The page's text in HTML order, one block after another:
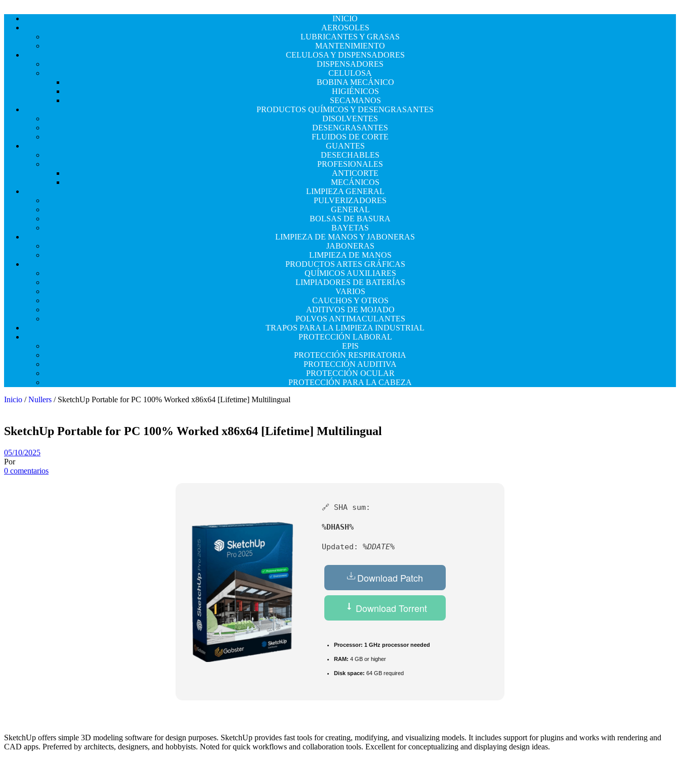
INICIO
AEROSOLES
LUBRICANTES Y GRASAS
MANTENIMIENTO
CELULOSA Y DISPENSADORES
DISPENSADORES
CELULOSA
BOBINA MECÁNICO
HIGIÉNICOS
SECAMANOS
PRODUCTOS QUÍMICOS Y DESENGRASANTES
DISOLVENTES
DESENGRASANTES
FLUIDOS DE CORTE
GUANTES
DESECHABLES
PROFESIONALES
ANTICORTE
MECÁNICOS
LIMPIEZA GENERAL
PULVERIZADORES
GENERAL
BOLSAS DE BASURA
BAYETAS
LIMPIEZA DE MANOS Y JABONERAS
JABONERAS
LIMPIEZA DE MANOS
PRODUCTOS ARTES GRÁFICAS
QUÍMICOS AUXILIARES
LIMPIADORES DE BATERÍAS
VARIOS
CAUCHOS Y OTROS
ADITIVOS DE MOJADO
POLVOS ANTIMACULANTES
TRAPOS PARA LA LIMPIEZA INDUSTRIAL
PROTECCIÓN LABORAL
EPIS
PROTECCIÓN RESPIRATORIA
PROTECCIÓN AUDITIVA
PROTECCIÓN OCULAR
PROTECCIÓN PARA LA CABEZA
Inicio /Nullers / SketchUp Portable for PC 100% Worked x86x64 [Lifetime] Multilingual
SketchUp Portable for PC 100% Worked x86x64 [Lifetime] Multilingual
05/10/2025
Por
0 comentarios
🔗 SHA sum:
%DHASH%
Updated: %DDATE%
Download Patch
Download Torrent
Processor: 1 GHz processor needed
RAM: 4 GB or higher
Disk space: 64 GB required
SketchUp offers simple 3D modeling software for design purposes. SketchUp provides fast tools for creating, modifying, and visualizing models. It includes support for plugins and works with rendering and
CAD apps. Preferred by architects, designers, and hobbyists. Noted for quick workflows and collaboration tools. Excellent for conceptualizing and displaying design ideas.